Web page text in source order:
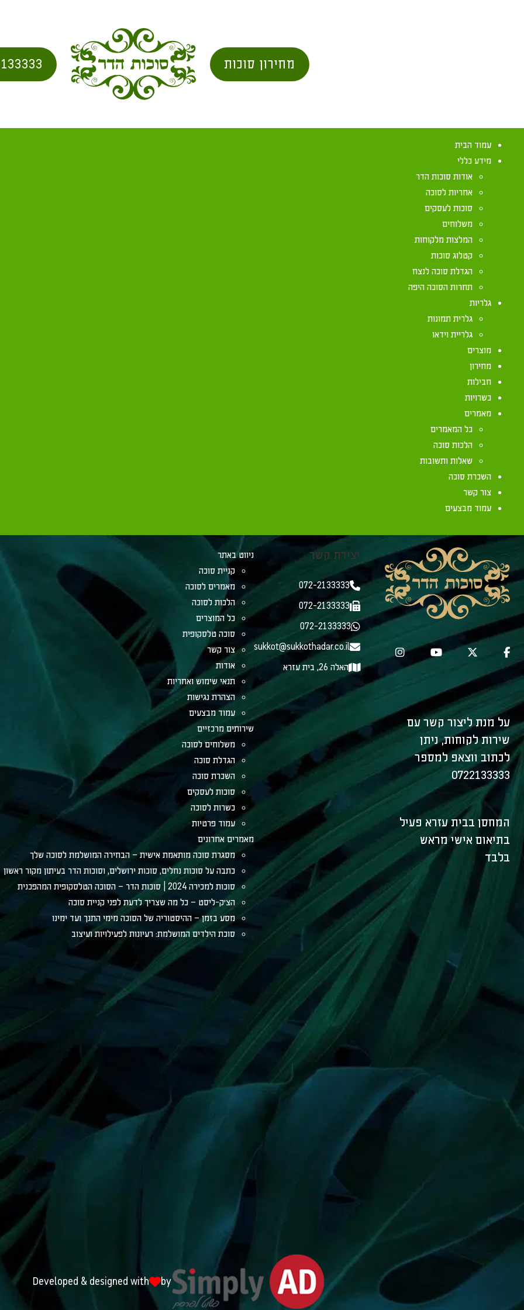
מחירון סוכות
עמוד הבית
מידע כללי
אודות סוכות הדר
אחריות לסוכה
סוכות לעסקים
משלוחים
המלצות מלקוחות
קטלוג סוכות
הגדלת סוכה לנצח
תחרות הסוכה היפה
גלריות
גלרית תמונות
גלריית וידאו
מוצרים
מחירון
חבילות
כשרויות
מאמרים
כל המאמרים
הלכות סוכה
שאלות ותשובות
השכרת סוכה
צור קשר
עמוד מבצעים
הלכות סוכה מתחת האילן
הסוכה צריכה לעמוד תחת כיפת השמיים, כדי שהסכך יהיה זה שיסוכך על היושב בה ולא דבר אחר. לפיכך, העושה סוכתו
אבל מותר לעשות סוכה ליד בניין גבוה שמונע מקרני החמה להגיע לסוכה. מפני שרק תקרה או ענפים שחוצצים בין הסכך
אינם פוסלים את הסכך שתחתיהם. [מתוך 'פניני הלכה'].
על מנת ליצור קשר עם
שירות לקוחות, ניתן
לכתוב ווצאפ למספר
0722133333
המחסן בבית עזרא פעיל
בתיאום אישי מראש
בלבד
יצירת קשר
072-2133333
072-2133333
072-2133333
sukkot@sukkothadar.co.il
האלה 26, בית עזרא
ניווט באתר
קניית סוכה
מאמרים לסוכה
הלכות לסוכה
כל המוצרים
סוכה טלסקופית
צור קשר
אודות
תנאי שימוש ואחריות
הצהרת נגישות
עמוד מבצעים
שירותים מרכזיים
משלוחים לסוכה
הגדלת סוכה
השכרת סוכה
סוכות לעסקים
כשרות לסוכה
עמוד פרטיות
מאמרים אחרונים
מסגרת סוכה מותאמת אישית – הבחירה המושלמת לסוכה שלך
כתבה על סוכות נחלים, סוכות ירושלים, וסוכות הדר בעיתון מקור ראשון
סוכות למכירה 2024 | סוכות הדר – הסוכה הטלסקופית המהפכנית
הצ׳ק-ליסט – כל מה שצריך לדעת לפני קניית סוכה
מסע בזמן – ההיסטוריה של הסוכה מימי התנך ועד ימינו
סוכת הילדים המושלמת: רעיונות לפעילויות ועיצוב
Developed & designed with by